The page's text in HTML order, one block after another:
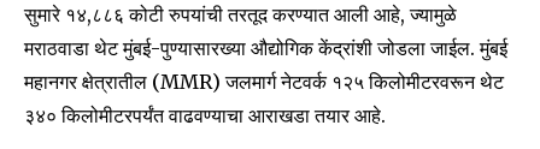
सुमारे १४,८८६ कोटी रुपयांची तरतूद करण्यात आली आहे, ज्यामुळे
मराठवाडा थेट मुंबई-पुण्यासारख्या औद्योगिक केंद्रांशी जोडला जाईल. मुंबई
महानगर क्षेत्रातील (MMR) जलमार्ग नेटवर्क १२५ किलोमीटरवरून थेट
३४० किलोमीटरपर्यंत वाढवण्याचा आराखडा तयार आहे.